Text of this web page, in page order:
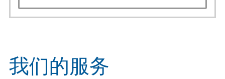
我们的服务